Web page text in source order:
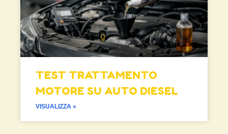
TEST TRATTAMENTO
MOTORE SU AUTO DIESEL
VISUALIZZA »